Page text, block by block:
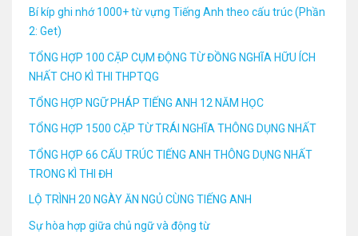
Bí kíp ghi nhớ 1000+ từ vựng Tiếng Anh theo cấu trúc (Phần
2: Get)
TỔNG HỢP 100 CẶP CỤM ĐỘNG TỪ ĐỒNG NGHĨA HỮU ÍCH
NHẤT CHO KÌ THI THPTQG
TỔNG HỢP NGỮ PHÁP TIẾNG ANH 12 NĂM HỌC
TỔNG HỢP 1500 CẶP TỪ TRÁI NGHĨA THÔNG DỤNG NHẤT
TỔNG HỢP 66 CẤU TRÚC TIẾNG ANH THÔNG DỤNG NHẤT
TRONG KÌ THI ĐH
LỘ TRÌNH 20 NGÀY ĂN NGỦ CÙNG TIẾNG ANH
Sự hòa hợp giữa chủ ngữ và động từ